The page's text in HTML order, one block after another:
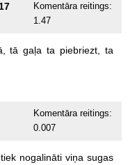
Komentāra reitings:
1.47
tā gaļa ta piebriezt,
ta
Komentāra reitings:
0.007
tiek nogalināti viņa sugas